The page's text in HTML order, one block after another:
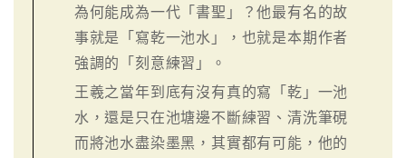
為何能成為一代「書聖」？他最有名的故
事就是「寫乾一池水」，也就是本期作者
強調的「刻意練習」。
王羲之當年到底有沒有真的寫「乾」一池
水，還是只在池塘邊不斷練習、清洗筆硯
而將池水盡染墨黑，其實都有可能，他的